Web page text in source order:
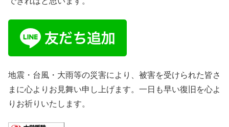
地震・台風・大雨等の災害により、被害を受けられた皆さ
まに心よりお見舞い申し上げます。一日も早い復旧を心よ
りお祈りいたします。